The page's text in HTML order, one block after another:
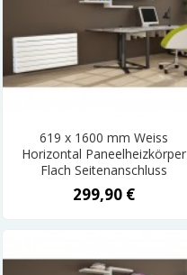
619 x 1600 mm Weiss
Horizontal Paneelheizkörper
Flach Seitenanschluss
299,90 €